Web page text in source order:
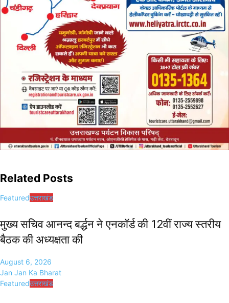
Related Posts
Featuredउत्तराखंड
मुख्य सचिव आनन्द बर्द्धन ने एनकॉर्ड की 12वीं राज्य स्तरीय
बैठक की अध्यक्षता की
August 6, 2026
Jan Jan Ka Bharat
Featuredउत्तराखंड